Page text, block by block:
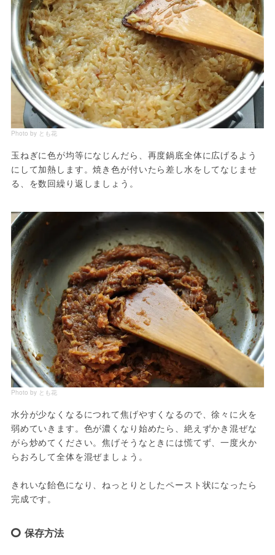
Photo by とも花
玉ねぎに色が均等になじんだら、再度鍋底全体に広げるよう
にして加熱します。焼き色が付いたら差し水をしてなじませ
る、を数回繰り返しましょう。
Photo by とも花
水分が少なくなるにつれて焦げやすくなるので、徐々に火を
弱めていきます。色が濃くなり始めたら、絶えずかき混ぜな
がら炒めてください。焦げそうなときには慌てず、一度火か
らおろして全体を混ぜましょう。
きれいな飴色になり、ねっとりとしたペースト状になったら
完成です。
保存方法